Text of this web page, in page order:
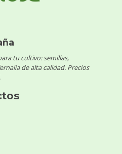
tu cultivo: semillas,
de alta calidad. Precios